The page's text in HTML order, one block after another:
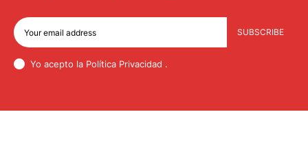
SUBSCRIBE
Yo acepto la Política Privacidad .